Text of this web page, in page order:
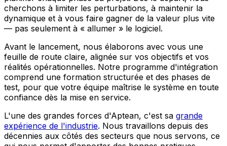
cherchons à limiter les perturbations, à maintenir la
dynamique et à vous faire gagner de la valeur plus vite
— pas seulement à « allumer » le logiciel.
Avant le lancement, nous élaborons avec vous une
feuille de route claire, alignée sur vos objectifs et vos
réalités opérationnelles. Notre programme d'intégration
comprend une formation structurée et des phases de
test, pour que votre équipe maîtrise le système en toute
confiance dès la mise en service.
L'une des grandes forces d'Aptean, c'est sa grande
expérience de l'industrie. Nous travaillons depuis des
décennies aux côtés des secteurs que nous servons, ce